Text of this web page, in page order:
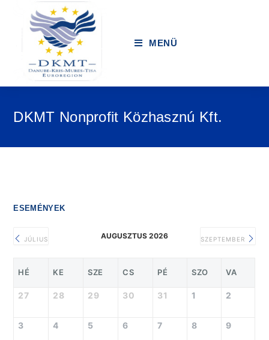
MENÜ
DKMT Nonprofit Közhasznú Kft.
ESEMÉNYEK
JÚLIUS AUGUSZTUS 2026 SZEPTEMBER
HÉ KE SZE CS PÉ SZO VA
27 28 29 30 31 1 2
3 4 5 6 7 8 9